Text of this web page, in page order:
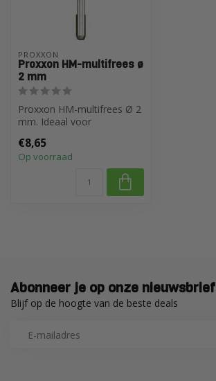
PROXXON
Proxxon HM-multifrees ø
2 mm
Proxxon HM-multifrees Ø 2
mm. Ideaal voor
keramiek, porse...
€8,65
Op voorraad
Abonneer je op onze nieuwsbrief
Blijf op de hoogte van de beste deals